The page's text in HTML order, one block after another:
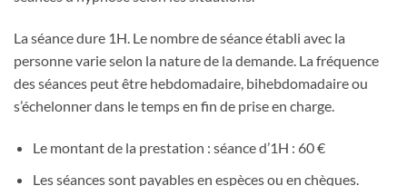
La séance dure 1H. Le nombre de séance établi avec la
personne varie selon la nature de la demande. La fréquence
des séances peut être hebdomadaire, bihebdomadaire ou
s’échelonner dans le temps en fin de prise en charge.
Le montant de la prestation : séance d’1H : 60 €
Les séances sont payables en espèces ou en chèques.